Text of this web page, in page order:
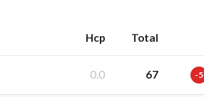
Hcp Total
0.0 67 -5